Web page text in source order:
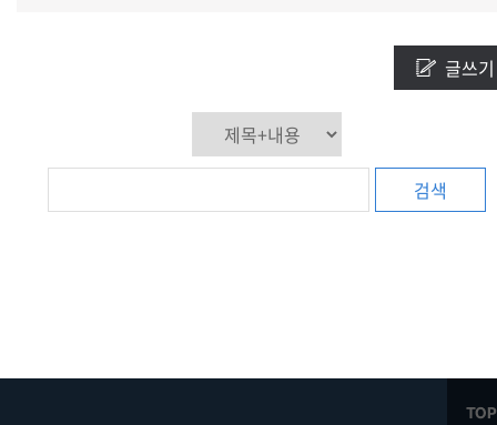
글쓰기
검색